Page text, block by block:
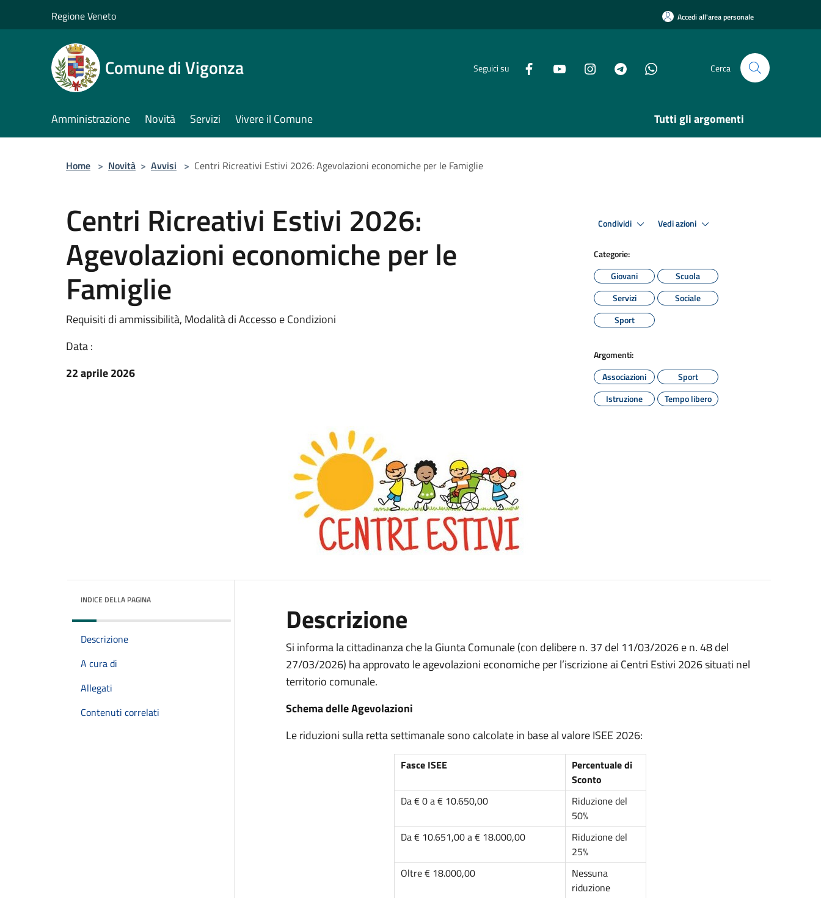
Regione Veneto Accedi all'area personale
Comune di Vigonza Seguici su Cerca
Amministrazione Novità Servizi Vivere il Comune Tutti gli argomenti
Home > Novità > Avvisi > Centri Ricreativi Estivi 2026: Agevolazioni economiche per le Famiglie
Centri Ricreativi Estivi 2026:
Agevolazioni economiche per le
Famiglie
Requisiti di ammissibilità, Modalità di Accesso e Condizioni
Data :
22 aprile 2026
Condividi Vedi azioni
Categorie:
Giovani
Scuola
Servizi
Sociale
Sport
Argomenti:
Associazioni
Sport
Istruzione
Tempo libero
INDICE DELLA PAGINA
Descrizione
A cura di
Allegati
Contenuti correlati
Descrizione
Si informa la cittadinanza che la Giunta Comunale (con delibere n. 37 del 11/03/2026 e n. 48 del
27/03/2026) ha approvato le agevolazioni economiche per l’iscrizione ai Centri Estivi 2026 situati nel
territorio comunale.
Schema delle Agevolazioni
Le riduzioni sulla retta settimanale sono calcolate in base al valore ISEE 2026:
Fasce ISEE
Percentuale di
Sconto
Da € 0 a € 10.650,00
Riduzione del
50%
Da € 10.651,00 a € 18.000,00
Riduzione del
25%
Oltre € 18.000,00
Nessuna
riduzione